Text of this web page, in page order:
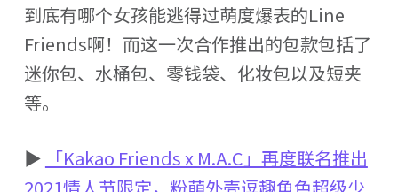
到底有哪个女孩能逃得过萌度爆表的Line
Friends啊！而这一次合作推出的包款包括了
迷你包、水桶包、零钱袋、化妆包以及短夹
等。
▶
「Kakao Friends x M.A.C」再度联名推出
2021情人节限定，粉萌外壳逗趣角色超级少